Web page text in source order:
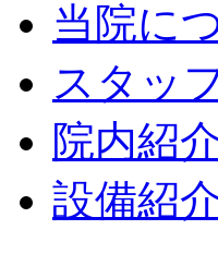
当院に
スタッ
院内紹
設備紹